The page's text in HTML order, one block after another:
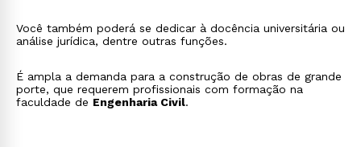
Você também poderá se dedicar à docência universitária ou
análise jurídica, dentre outras funções.
É ampla a demanda para a construção de obras de grande
porte, que requerem profissionais com formação na
faculdade de Engenharia Civil.